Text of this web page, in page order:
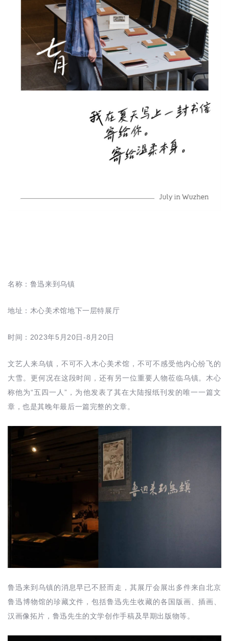
名称：鲁迅来到乌镇
地址：木心美术馆地下一层特展厅
时间：2023年5月20日-8月20日
文艺人来乌镇，不可不入木心美术馆，不可不感受他内心纷飞的
大雪。更何况在这段时间，还有另一位重要人物莅临乌镇。木心
称他为“五四一人”，为他发表了其在大陆报纸刊发的唯一一篇文
章，也是其晚年最后一篇完整的文章。
鲁迅来到乌镇的消息早已不胫而走，其展厅会展出多件来自北京
鲁迅博物馆的珍藏文件，包括鲁迅先生收藏的各国版画、插画、
汉画像拓片，鲁迅先生的文学创作手稿及早期出版物等。